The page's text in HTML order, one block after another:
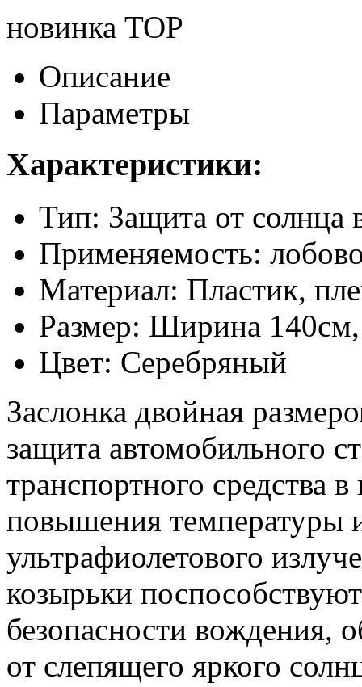
новинка TOP
Описание
Параметры
Характеристики:
Тип: Защита от солнца
Применяемость:
Материал: Пластик,
Размер: Ширина
Цвет: Серебряный
Заслонка двойная
защита автомобильного
транспортного средства
повышения температуры
ультрафиолетового
козырьки
безопасности вождения,
от слепящего яркого